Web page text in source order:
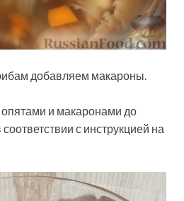
добавляем макароны.
и макаронами до
с инструкцией на